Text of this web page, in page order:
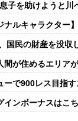
息子を助けようと
ルキャラクター】
国民の財産を没収
間が住めるエリア
ーで900レス目指す
インボーナスはこ